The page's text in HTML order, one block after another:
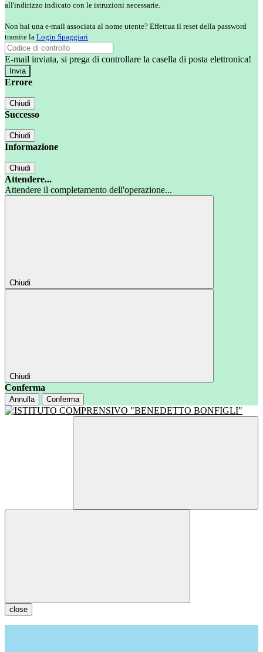
all'indirizzo indicato con le istruzioni necessarie.
Non hai una e-mail associata al nome utente? Effettua il reset della password
tramite la Login Spaggiari
E-mail inviata, si prega di controllare la casella di posta elettronica!
Errore
Chiudi
Successo
Chiudi
Informazione
Chiudi
Attendere...
Attendere il completamento dell'operazione...
Chiudi
Chiudi
Conferma
Annulla Conferma
close